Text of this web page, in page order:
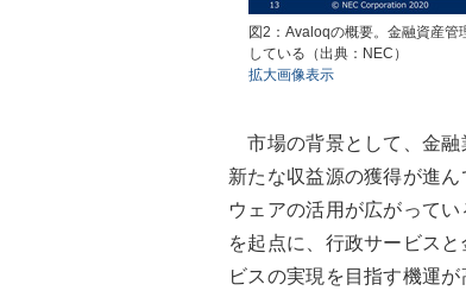
図2：Avaloqの概要。金融資産管
している（出典：NEC）
拡大画像表示
市場の背景として、金融
新たな収益源の獲得が進
ウェアの活用が広がって
を起点に、行政サービス
ビスの実現を目指す機運が